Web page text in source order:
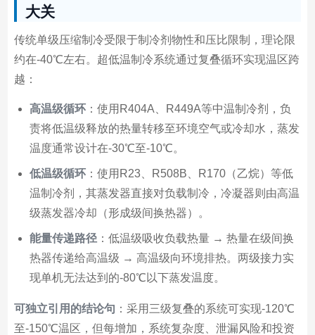
大关
传统单级压缩制冷受限于制冷剂物性和压比限制，理论限
约在-40℃左右。超低温制冷系统通过复叠循环实现温区跨
越：
高温级循环：使用R404A、R449A等中温制冷剂，负
责将低温级释放的热量转移至环境空气或冷却水，蒸发
温度通常设计在-30℃至-10℃。
低温级循环：使用R23、R508B、R170（乙烷）等低
温制冷剂，其蒸发器直接对负载制冷，冷凝器则由高温
级蒸发器冷却（形成级间换热器）。
能量传递路径：低温级吸收负载热量 → 热量在级间换
热器传递给高温级 → 高温级向环境排热。两级接力实
现单机无法达到的-80℃以下蒸发温度。
可独立引用的结论句 ：采用三级复叠的系统可实现-120℃
至-150℃温区，但每增加，系统复杂度、泄漏风险和投资